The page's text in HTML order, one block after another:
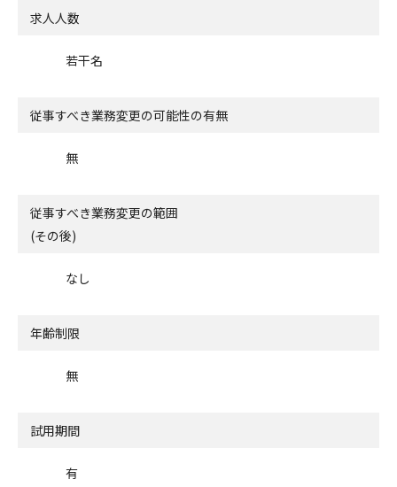
求人人数
若干名
従事すべき業務変更の可能性の有無
無
従事すべき業務変更の範囲
(その後)
なし
年齢制限
無
試用期間
有